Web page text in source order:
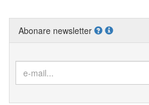
Abonare newsletter